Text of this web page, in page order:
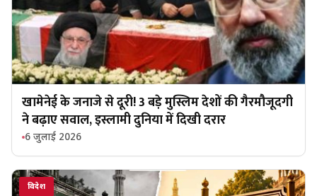
खामेनेई के जनाजे से दूरी! 3 बड़े मुस्लिम देशों की गैरमौजूदगी
ने बढ़ाए सवाल, इस्लामी दुनिया में दिखी दरार
6 जुलाई 2026
विदेश